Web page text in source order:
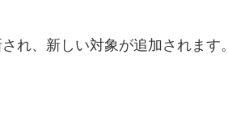
れ、新しい対象が追加されます。